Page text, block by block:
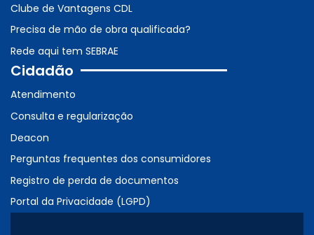
Clube de Vantagens CDL
Precisa de mão de obra qualificada?
Rede aqui tem SEBRAE
Cidadão
Atendimento
Consulta e regularização
Deacon
Perguntas frequentes dos consumidores
Registro de perda de documentos
Portal da Privacidade (LGPD)